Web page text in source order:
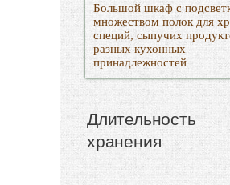
Большой шкаф с
множеством полок для
специй, сыпучих
разных кухонных
принадлежностей
Длительность
хранения